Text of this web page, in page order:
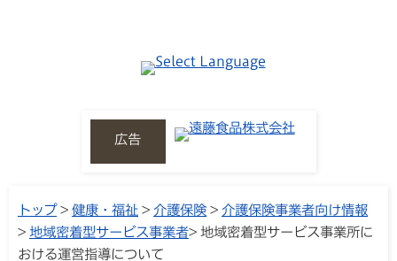
広告
トップ> 健康・福祉 > 介護保険 > 介護保険事業者向け情報
> 地域密着型サービス事業者> 地域密着型サービス事業所に
おける運営指導について